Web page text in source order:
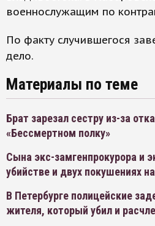
военнослужащим по
По факту случившегося
дело.
Материалы по теме
Брат зарезал сестру из-за
«Бессмертном полку»
Сына экс-замгенпрокурора и
убийстве и двух покушениях
В Петербурге полицейские
жителя, который убил и